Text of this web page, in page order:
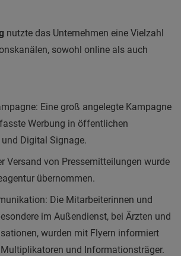
nutzte das Unternehmen eine Vielzahl
sowohl online als auch
Eine groß angelegte Kampagne
Werbung in öffentlichen
Digital Signage.
Versand von Pressemitteilungen wurde
übernommen.
Die Mitarbeiterinnen und
im Außendienst, bei Ärzten und
wurden mit Flyern informiert
und Informationsträger.